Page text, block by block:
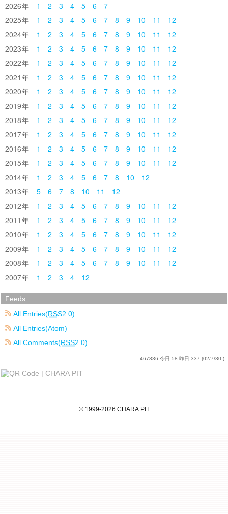
2026 1 2 3 4 5 6
7
2025
1 2 3 4 5 6 7 8 9 10 11
12
2024
1 2 3 4 5 6 7 8 9 10 11
12
2023
1 2 3 4 5 6 7 8 9 10 11
12
2022
1 2 3 4 5 6 7 8 9 10 11
12
2021
1 2 3 4 5 6 7 8 9 10 11
12
2020
1 2 3 4 5 6 7 8 9 10 11
12
2019
1 2 3 4 5 6 7 8 9 10 11
12
2018
1 2 3 4 5 6 7 8 9 10 11
12
2017
1 2 3 4 5 6 7 8 9 10 11
12
2016
1 2 3 4 5 6 7 8 9 10 11
12
2015
1 2 3 4 5 6 7 8 9 10 11
12
2014
1 2 3 4 5 6 7 8 10
12
2013
5 6 7 8 10 11
12
2012
1 2 3 4 5 6 7 8 9 10 11
12
2011
1 2 3 4 5 6 7 8 9 10 11
12
2010
1 2 3 4 5 6 7 8 9 10 11
12
2009
1 2 3 4 5 6 7 8 9 10 11
12
2008
1 2 3 4 5 6 7 8 9 10 11
12
2007
1 2 3 4 12
Feeds
All Entries(RSS2.0)
All Entries(Atom)
All Comments(RSS2.0)
467836 今日:58 昨日:337 (02/7/30-)
© 1999-2026 CHARA PIT